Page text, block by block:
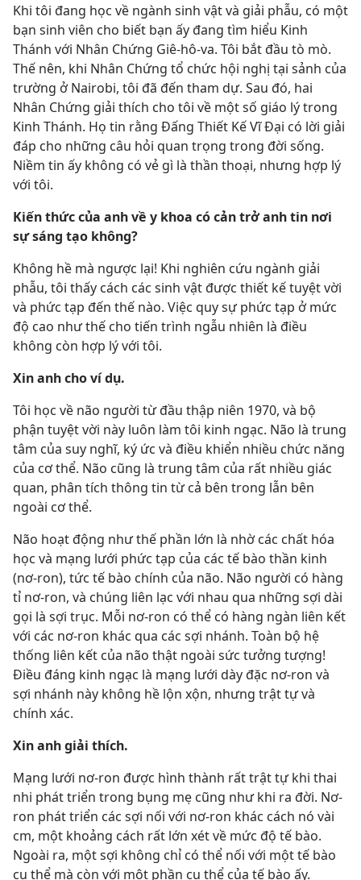
Khi tôi đang học về ngành sinh vật và giải phẫu, có một
bạn sinh viên cho biết bạn ấy đang tìm hiểu Kinh
Thánh với Nhân Chứng Giê-hô-va. Tôi bắt đầu tò mò.
Thế nên, khi Nhân Chứng tổ chức hội nghị tại sảnh của
trường ở Nairobi, tôi đã đến tham dự. Sau đó, hai
Nhân Chứng giải thích cho tôi về một số giáo lý trong
Kinh Thánh. Họ tin rằng Đấng Thiết Kế Vĩ Đại có lời giải
đáp cho những câu hỏi quan trọng trong đời sống.
Niềm tin ấy không có vẻ gì là thần thoại, nhưng hợp lý
với tôi.
Kiến thức của anh về y khoa có cản trở anh tin nơi
sự sáng tạo không?
Không hề mà ngược lại! Khi nghiên cứu ngành giải
phẫu, tôi thấy cách các sinh vật được thiết kế tuyệt vời
và phức tạp đến thế nào. Việc quy sự phức tạp ở mức
độ cao như thế cho tiến trình ngẫu nhiên là điều
không còn hợp lý với tôi.
Xin anh cho ví dụ.
Tôi học về não người từ đầu thập niên 1970, và bộ
phận tuyệt vời này luôn làm tôi kinh ngạc. Não là trung
tâm của suy nghĩ, ký ức và điều khiển nhiều chức năng
của cơ thể. Não cũng là trung tâm của rất nhiều giác
quan, phân tích thông tin từ cả bên trong lẫn bên
ngoài cơ thể.
Não hoạt động như thế phần lớn là nhờ các chất hóa
học và mạng lưới phức tạp của các tế bào thần kinh
(nơ-ron), tức tế bào chính của não. Não người có hàng
tỉ nơ-ron, và chúng liên lạc với nhau qua những sợi dài
gọi là sợi trục. Mỗi nơ-ron có thể có hàng ngàn liên kết
với các nơ-ron khác qua các sợi nhánh. Toàn bộ hệ
thống liên kết của não thật ngoài sức tưởng tượng!
Điều đáng kinh ngạc là mạng lưới dày đặc nơ-ron và
sợi nhánh này không hề lộn xộn, nhưng trật tự và
chính xác.
Xin anh giải thích.
Mạng lưới nơ-ron được hình thành rất trật tự khi thai
nhi phát triển trong bụng mẹ cũng như khi ra đời. Nơ-
ron phát triển các sợi nối với nơ-ron khác cách nó vài
cm, một khoảng cách rất lớn xét về mức độ tế bào.
Ngoài ra, một sợi không chỉ có thể nối với một tế bào
cụ thể mà còn với một phần cụ thể của tế bào ấy.